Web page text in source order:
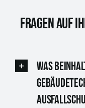
Fragen auf
Was